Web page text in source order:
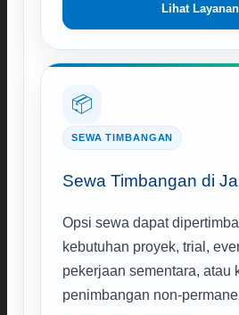
Lihat Layanan
📦
SEWA TIMBANGAN
Sewa Timbangan di
Opsi sewa dapat
kebutuhan proyek, trial,
pekerjaan sementara, atau
penimbangan non-